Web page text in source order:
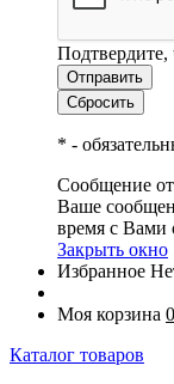
Подтвердите,
* -
Сообщение
Ваше
время с Вами
Закрыть окно
Избранное
Моя корзина 0
Каталог товаров